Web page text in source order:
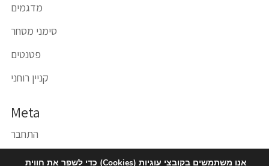
מדגמים
סימני מסחר
פטנטים
קניין רוחני
Meta
התחבר
פיד רשומות
אנו משתמשים בקובצי עוגיות (Cookies) כדי לשפר את חווית